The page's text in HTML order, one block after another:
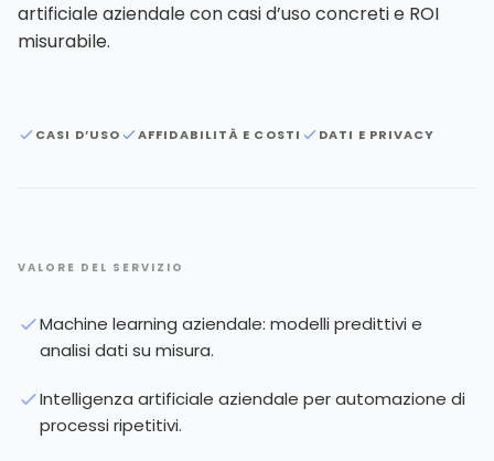
artificiale aziendale con casi d’uso concreti e ROI
misurabile.
CASI D’USO AFFIDABILITÀ E COSTI DATI E PRIVACY
VALORE DEL SERVIZIO
Machine learning aziendale: modelli predittivi e
analisi dati su misura.
Intelligenza artificiale aziendale per automazione di
processi ripetitivi.